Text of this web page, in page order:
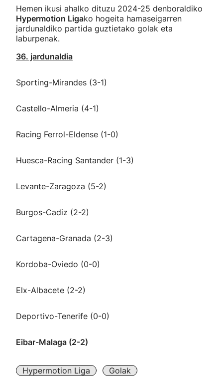
Hemen ikusi ahalko dituzu 2024-25 denboraldiko
Hypermotion Ligako hogeita hamaseigarren
jardunaldiko partida guztietako golak eta
laburpenak.
36. jardunaldia
Sporting-Mirandes (3-1)
Castello-Almeria (4-1)
Racing Ferrol-Eldense (1-0)
Huesca-Racing Santander (1-3)
Levante-Zaragoza (5-2)
Burgos-Cadiz (2-2)
Cartagena-Granada (2-3)
Kordoba-Oviedo (0-0)
Elx-Albacete (2-2)
Deportivo-Tenerife (0-0)
Eibar-Malaga (2-2)
Hypermotion Liga Golak